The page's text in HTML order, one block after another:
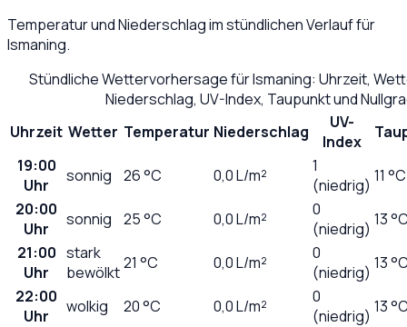
Temperatur und Niederschlag im stündlichen Verlauf für
Ismaning.
Stündliche Wettervorhersage fürIsmaning: Uhrzeit,
Niederschlag, UV-Index, Taupunkt und
Uhrzeit Wetter Temperatur Niederschlag
UV-
Index
19:00
Uhr
sonnig 26°C 0,0L/m²
1
(niedrig) 11 °C
20:00
Uhr
sonnig 25°C 0,0L/m²
0
(niedrig) 13
21:00
Uhr
stark
bewölkt21 °C 0,0L/m²
0
(niedrig) 13
22:00
Uhr
wolkig 20°C 0,0L/m²
0
(niedrig) 13